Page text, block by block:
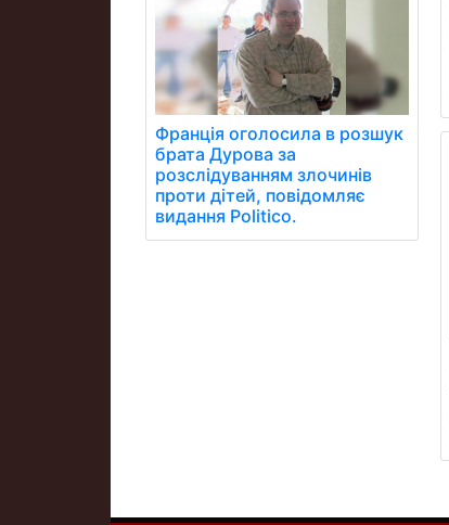
Франція оголосила в розшук
брата Дурова за
розслідуванням злочинів
проти дітей, повідомляє
видання Politico.